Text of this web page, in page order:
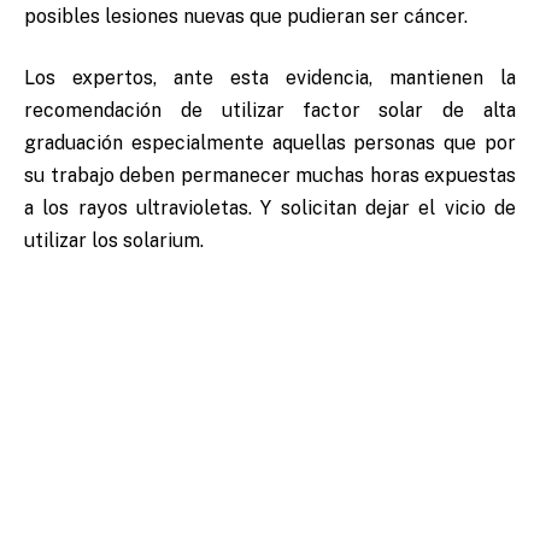
posibles lesiones nuevas que pudieran ser cáncer.
Los expertos, ante esta evidencia, mantienen la
recomendación de utilizar factor solar de alta
graduación especialmente aquellas personas que por
su trabajo deben permanecer muchas horas expuestas
a los rayos ultravioletas. Y solicitan dejar el vicio de
utilizar los solarium.